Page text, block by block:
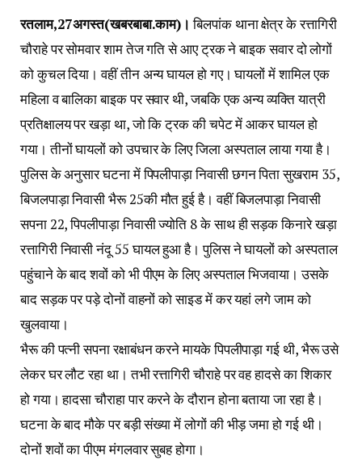
रतलाम,27अगस्त(खबरबाबा.काम)। बिलपांक थाना क्षेत्र के रत्तागिरी
चौराहे पर सोमवार शाम तेज गति से आए ट्रक ने बाइक सवार दो लोगों
को कुचल दिया। वहीं तीन अन्य घायल हो गए। घायलों में शामिल एक
महिला व बालिका बाइक पर सवार थी, जबकि एक अन्य व्यक्ति यात्री
प्रतिक्षालय पर खड़ा था, जो कि ट्रक की चपेट में आकर घायल हो
गया। तीनों घायलों को उपचार के लिए जिला अस्पताल लाया गया है।
पुलिस के अनुसार घटना में पिपलीपाड़ा निवासी छगन पिता सुखराम 35,
बिजलपाड़ा निवासी भैरू 25की मौत हुई है। वहीं बिजलपाड़ा निवासी
सपना 22, पिपलीपाड़ा निवासी ज्योति 8 के साथ ही सड़क किनारे खड़ा
रत्तागिरी निवासी नंदू 55 घायल हुआ है। पुलिस ने घायलों को अस्पताल
पहुंचाने के बाद शवों को भी पीएम के लिए अस्पताल भिजवाया। उसके
बाद सड़क पर पड़े दोनों वाहनों को साइड में कर यहां लगे जाम को
खुलवाया।
भैरू की पत्नी सपना रक्षाबंधन करने मायके पिपलीपाड़ा गई थी, भैरू उसे
लेकर घर लौट रहा था। तभी रत्तागिरी चौराहे पर वह हादसे का शिकार
हो गया। हादसा चौराहा पार करने के दौरान होना बताया जा रहा है।
घटना के बाद मौके पर बड़ी संख्या में लोगों की भीड़ जमा हो गई थी।
दोनों शवों का पीएम मंगलवार सुबह होगा।